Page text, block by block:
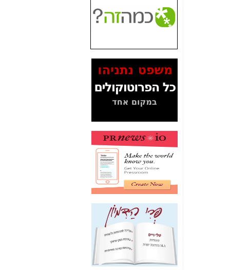
האם ביבי וקרא קבלו
בכלל תמורה עבור
המסמכים בנושא בזק-
Yes (תיק 4000)
לאיש הלא נכון! -כאן
עובדות ומסמכים
תקשורת עזר לקב'
בזק? - כאן
מה מקור ה-Fake
News שהביא לתפירת
תיק לביבי והעלמת
החשודים הנכונים -כאן
אחת הרגליים של "תיק
4000 התפור"
התמוטטה היום
בניצחון (כפול) של בזק
כאן
איך כתבות מפנקות